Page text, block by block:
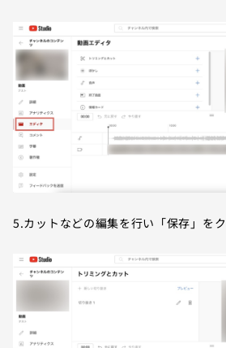
5.カットなどの編集を行い「保存」を